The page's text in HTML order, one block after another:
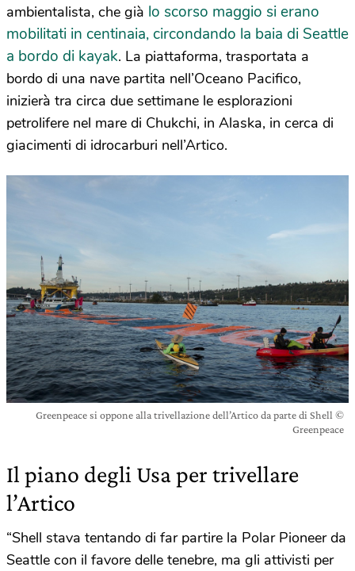
ambientalista, che già lo scorso maggio si erano
mobilitati in centinaia, circondando la baia di Seattle
a bordo di kayak. La piattaforma, trasportata a
bordo di una nave partita nell’Oceano Pacifico,
inizierà tra circa due settimane le esplorazioni
petrolifere nel mare di Chukchi, in Alaska, in cerca di
giacimenti di idrocarburi nell’Artico.
Greenpeace si oppone alla trivellazione dell’Artico da parte di Shell ©
Greenpeace
Il piano degli Usa per trivellare
l’Artico
“Shell stava tentando di far partire la Polar Pioneer da
Seattle con il favore delle tenebre, ma gli attivisti per